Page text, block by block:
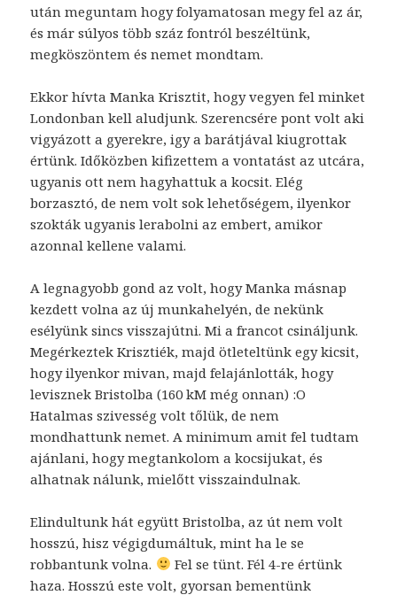
után meguntam hogy folyamatosan megy fel az ár,
és már súlyos több száz fontról beszéltünk,
megköszöntem és nemet mondtam.
Ekkor hívta Manka Krisztit, hogy vegyen fel minket
Londonban kell aludjunk. Szerencsére pont volt aki
vigyázott a gyerekre, igy a barátjával kiugrottak
értünk. Időközben kifizettem a vontatást az utcára,
ugyanis ott nem hagyhattuk a kocsit. Elég
borzasztó, de nem volt sok lehetőségem, ilyenkor
szokták ugyanis lerabolni az embert, amikor
azonnal kellene valami.
A legnagyobb gond az volt, hogy Manka másnap
kezdett volna az új munkahelyén, de nekünk
esélyünk sincs visszajútni. Mi a francot csináljunk.
Megérkeztek Krisztiék, majd ötleteltünk egy kicsit,
hogy ilyenkor mivan, majd felajánlották, hogy
levisznek Bristolba (160 kM még onnan) :O
Hatalmas szivesség volt tőlük, de nem
mondhattunk nemet. A minimum amit fel tudtam
ajánlani, hogy megtankolom a kocsijukat, és
alhatnak nálunk, mielőtt visszaindulnak.
Elindultunk hát együtt Bristolba, az út nem volt
hosszú, hisz végigdumáltuk, mint ha le se
robbantunk volna.
Fel se tünt. Fél 4-re értünk
haza. Hosszú este volt, gyorsan bementünk